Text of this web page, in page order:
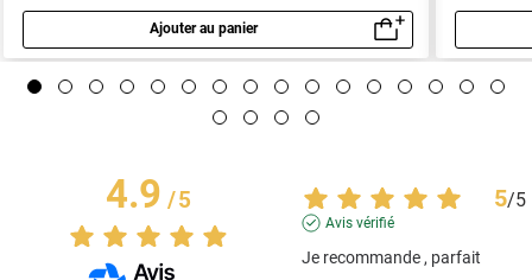
Ajouter au panier
Aperçu rapide
4.9/5 5/5
Avis vérifié
Je recommande , parfait